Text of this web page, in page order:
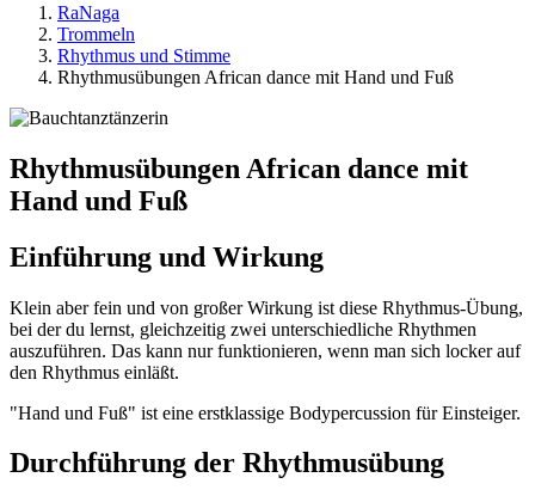
RaNaga
Trommeln
Rhythmus und Stimme
Rhythmusübungen African dance mit Hand und Fuß
Rhythmusübungen African dance mit
Hand und Fuß
Einführung und Wirkung
Klein aber fein und von großer Wirkung ist diese Rhythmus-Übung,
bei der du lernst, gleichzeitig zwei unterschiedliche Rhythmen
auszuführen. Das kann nur funktionieren, wenn man sich locker auf
den Rhythmus einläßt.
"Hand und Fuß" ist eine erstklassige Bodypercussion für Einsteiger.
Durchführung der Rhythmusübung